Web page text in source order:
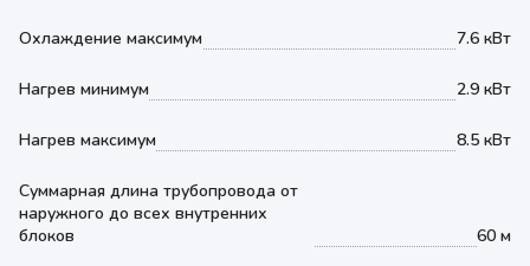
Охлаждение максимум 7.6 кВт
Нагрев минимум 2.9 кВт
Нагрев максимум 8.5 кВт
Суммарная длина трубопровода от
наружного до всех внутренних
блоков
60 м